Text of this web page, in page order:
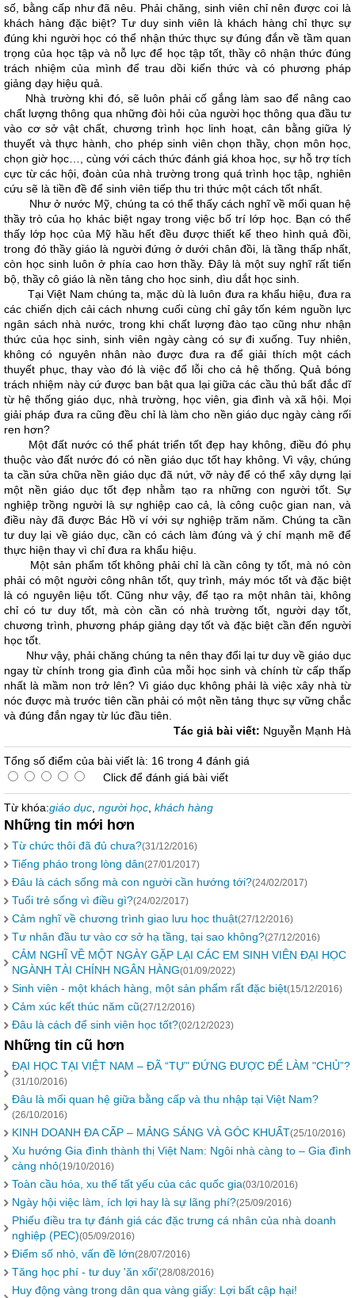
số, bằng cấp như đã nêu. Phải chăng, sinh viên chỉ nên được coi là
khách hàng đặc biệt? Tư duy sinh viên là khách hàng chỉ thực sự
đúng khi người học có thể nhận thức thực sự đúng đắn về tầm quan
trọng của học tập và nỗ lực để học tập tốt, thầy cô nhận thức đúng
trách nhiệm của mình để trau dồi kiến thức và có phương pháp
giảng dạy hiệu quả.
Nhà trường khi đó, sẽ luôn phải cố gắng làm sao để nâng cao
chất lượng thông qua những đòi hỏi của người học thông qua đầu tư
vào cơ sở vật chất, chương trình học linh hoạt, cân bằng giữa lý
thuyết và thực hành, cho phép sinh viên chọn thầy, chọn môn học,
chọn giờ học…, cùng với cách thức đánh giá khoa học, sự hỗ trợ tích
cực từ các hội, đoàn của nhà trường trong quá trình học tập, nghiên
cứu sẽ là tiền đề để sinh viên tiếp thu tri thức một cách tốt nhất.
Như ở nước Mỹ, chúng ta có thể thấy cách nghĩ về mối quan hệ
thầy trò của họ khác biệt ngay trong việc bố trí lớp học. Bạn có thể
thấy lớp học của Mỹ hầu hết đều được thiết kế theo hình quả đồi,
trong đó thầy giáo là người đứng ở dưới chân đồi, là tầng thấp nhất,
còn học sinh luôn ở phía cao hơn thầy. Đây là một suy nghĩ rất tiến
bộ, thầy cô giáo là nền tảng cho học sinh, dìu dắt học sinh.
Tại Việt Nam chúng ta, mặc dù là luôn đưa ra khẩu hiệu, đưa ra
các chiến dịch cải cách nhưng cuối cùng chỉ gây tốn kém nguồn lực
ngân sách nhà nước, trong khi chất lượng đào tạo cũng như nhận
thức của học sinh, sinh viên ngày càng có sự đi xuống. Tuy nhiên,
không có nguyên nhân nào được đưa ra để giải thích một cách
thuyết phục, thay vào đó là việc đổ lỗi cho cả hệ thống. Quả bóng
trách nhiệm này cứ được ban bật qua lại giữa các cầu thủ bất đắc dĩ
từ hệ thống giáo dục, nhà trường, học viên, gia đình và xã hội. Mọi
giải pháp đưa ra cũng đều chỉ là làm cho nền giáo dục ngày càng rối
ren hơn?
Một đất nước có thể phát triển tốt đẹp hay không, điều đó phụ
thuộc vào đất nước đó có nền giáo dục tốt hay không. Vì vậy, chúng
ta cần sửa chữa nền giáo dục đã nứt, vỡ này để có thể xây dựng lại
một nền giáo dục tốt đẹp nhằm tạo ra những con người tốt. Sự
nghiệp trồng người là sự nghiệp cao cả, là công cuộc gian nan, và
điều này đã được Bác Hồ ví với sự nghiệp trăm năm. Chúng ta cần
tư duy lại về giáo dục, cần có cách làm đúng và ý chí mạnh mẽ để
thực hiện thay vì chỉ đưa ra khẩu hiệu.
Một sản phẩm tốt không phải chỉ là cần công ty tốt, mà nó còn
phải có một người công nhân tốt, quy trình, máy móc tốt và đặc biệt
là có nguyên liệu tốt. Cũng như vậy, để tạo ra một nhân tài, không
chỉ có tư duy tốt, mà còn cần có nhà trường tốt, người dạy tốt,
chương trình, phương pháp giảng dạy tốt và đặc biệt cần đến người
học tốt.
Như vậy, phải chăng chúng ta nên thay đổi lại tư duy về giáo dục
ngay từ chính trong gia đình của mỗi học sinh và chính từ cấp thấp
nhất là mầm non trở lên? Vì giáo dục không phải là việc xây nhà từ
nóc được mà trước tiên cần phải có một nền tảng thực sự vững chắc
và đúng đắn ngay từ lúc đầu tiên.
Tác giả bài viết: Nguyễn Mạnh Hà
Tổng số điểm của bài viết là: 16 trong 4 đánh giá
Click để đánh giá bài viết
Từ khóa:giáo dục người học khách hàng
Những tin mới hơn
Từ chức thôi đã đủ chưa?(31/12/2016)
Tiếng pháo trong lòng dân(27/01/2017)
Đâu là cách sống mà con người cần hướng tới?(24/02/2017)
Tuổi trẻ sống vì điều gì?(24/02/2017)
Cảm nghĩ về chương trình giao lưu học thuật(27/12/2016)
Tư nhân đầu tư vào cơ sở hạ tầng, tại sao không?(27/12/2016)
CẢM NGHĨ VỀ MỘT NGÀY GẶP LẠI CÁC EM SINH VIÊN ĐẠI HỌC
NGÀNH TÀI CHÍNH NGÂN HÀNG(01/09/2022)
Sinh viên - một khách hàng, một sản phẩm rất đặc biệt(15/12/2016)
Cảm xúc kết thúc năm cũ(27/12/2016)
Đâu là cách để sinh viên học tốt?(02/12/2023)
Những tin cũ hơn
ĐẠI HỌC TẠI VIỆT NAM – ĐÃ “TỰ" ĐỨNG ĐƯỢC ĐỂ LÀM "CHỦ”?
(31/10/2016)
Đâu là mối quan hệ giữa bằng cấp và thu nhập tại Việt Nam?
(26/10/2016)
KINH DOANH ĐA CẤP – MẢNG SÁNG VÀ GÓC KHUẤT(25/10/2016)
Xu hướng Gia đình thành thị Việt Nam: Ngôi nhà càng to – Gia đình
càng nhỏ(19/10/2016)
Toàn cầu hóa, xu thế tất yếu của các quốc gia(03/10/2016)
Ngày hội việc làm, ích lợi hay là sự lãng phí?(25/09/2016)
Phiếu điều tra tự đánh giá các đặc trưng cá nhân của nhà doanh
nghiệp (PEC)(05/09/2016)
Điểm số nhỏ, vấn đề lớn(28/07/2016)
Tăng học phí - tư duy 'ăn xổi'(28/08/2016)
Huy động vàng trong dân qua vàng giấy: Lợi bất cập hại!